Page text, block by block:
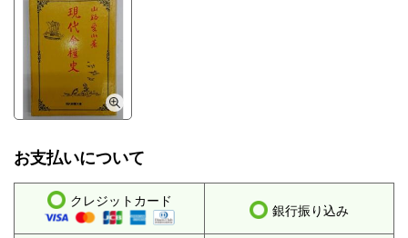
お支払いについて
クレジットカード
銀行振り込み